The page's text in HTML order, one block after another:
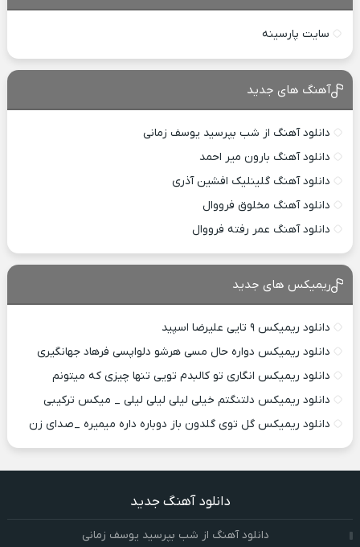
سایت پارسینه
آهنگ های جدید
دانلود آهنگ از شب بپرسید یوسف زمانی
دانلود آهنگ بارون میر احمد
دانلود آهنگ گلینلیک افشین آذری
دانلود آهنگ مخلوق فرووال
دانلود آهنگ عمر رفته فرووال
ریمیکس های جدید
دانلود ریمیکس ۹ تایی علیرضا اسپید
دانلود ریمیکس دواره حال مسی هرشو دلواپسی فرهاد جهانگیری
دانلود ریمیکس انگاری تو کالبدم تویی تنها چیزی که میتونم
دانلود ریمیکس دلتنگتم خیلی لیلی لیلی لیلی _ میکس ترکیبی
دانلود ریمیکس گل توی گلدون باز دوباره داره میمیره _صدای زن
دانلود آهنگ جدید
دانلود آهنگ از شب بپرسید یوسف زمانی